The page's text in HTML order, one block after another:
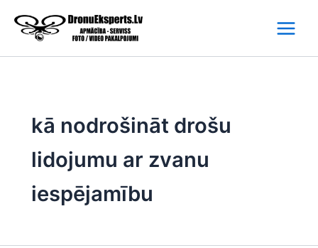
content
kā nodrošināt drošu
lidojumu ar zvanu
iespējamību